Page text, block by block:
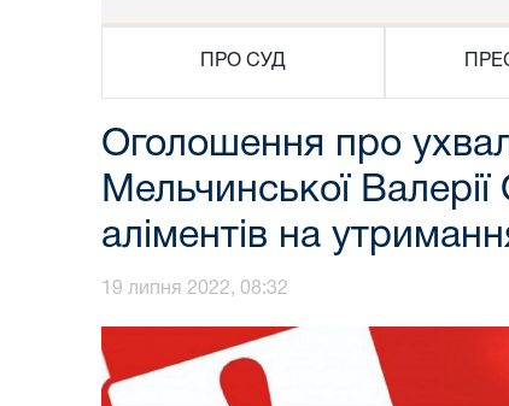
ПРО СУД
Оголошення про
Мельчинської
аліментів на
19 липня 2022, 08:32